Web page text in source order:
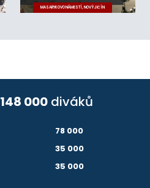
MASARYKOVO NÁMĚSTÍ, NOVÝ JIČÍN
148 000 diváků
78 000
35 000
35 000